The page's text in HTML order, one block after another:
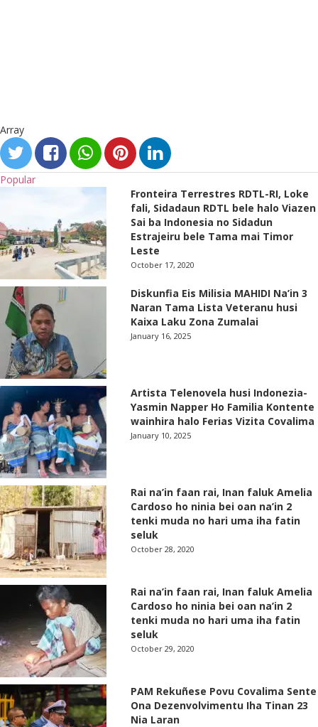
Array
Popular
Fronteira Terrestres RDTL-RI, Loke
fali, Sidadaun RDTL bele halo Viazen
Sai ba Indonesia no Sidadun
Estrajeiru bele Tama mai Timor
Leste
October 17, 2020
Diskunfia Eis Milisia MAHIDI Na’in 3
Naran Tama Lista Veteranu husi
Kaixa Laku Zona Zumalai
January 16, 2025
Artista Telenovela husi Indonezia-
Yasmin Napper Ho Familia Kontente
wainhira halo Ferias Vizita Covalima
January 10, 2025
Rai na’in faan rai, Inan faluk Amelia
Cardoso ho ninia bei oan na’in 2
tenki muda no hari uma iha fatin
seluk
October 28, 2020
Rai na’in faan rai, Inan faluk Amelia
Cardoso ho ninia bei oan na’in 2
tenki muda no hari uma iha fatin
seluk
October 29, 2020
PAM Rekuñese Povu Covalima Sente
Ona Dezenvolvimentu Iha Tinan 23
Nia Laran